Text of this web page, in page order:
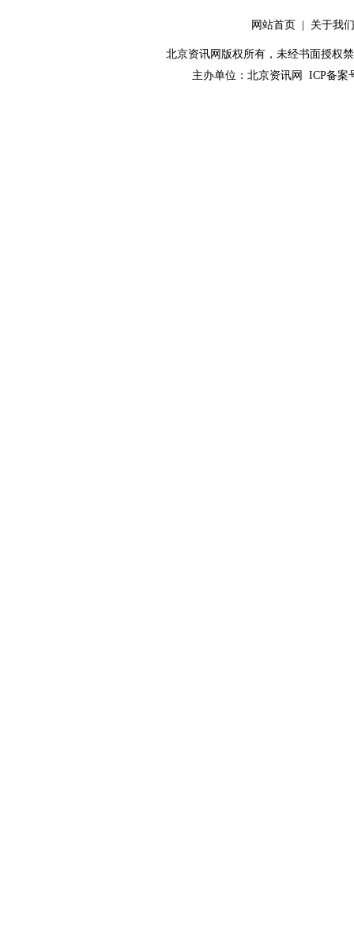
网站首页 关于我们
北京资讯网版权所有，未经书面授权
主办单位： 北京资讯网 ICP备案